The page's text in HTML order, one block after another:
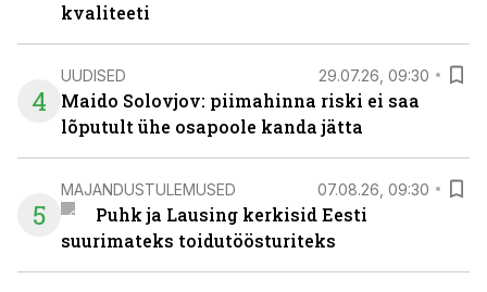
kvaliteeti
4
UUDISED 29.07.26, 09:30
Maido Solovjov: piimahinna riski ei saa
lõputult ühe osapoole kanda jätta
5
MAJANDUSTULEMUSED 07.08.26, 09:30
Puhk ja Lausing kerkisid Eesti
suurimateks toidutöösturiteks